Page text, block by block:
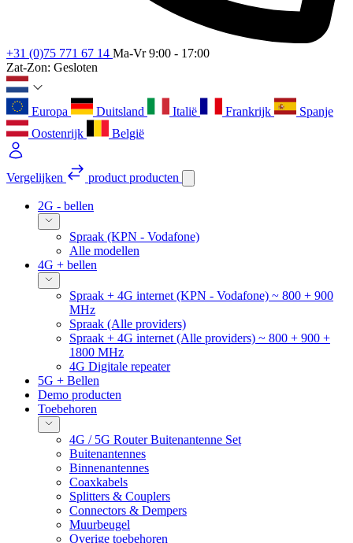
+31 (0)75 771 67 14 Ma-Vr 9:00 - 17:00
Zat-Zon: Gesloten
Europa Duitsland Italië Frankrijk
Spanje
Oostenrijk
België
Vergelijken product producten
2G - bellen
Spraak (KPN - Vodafone)
Alle modellen
4G + bellen
Spraak + 4G internet (KPN - Vodafone) ~ 800 + 900
MHz
Spraak (Alle providers)
Spraak + 4G internet (Alle providers) ~ 800 + 900 +
1800 MHz
4G Digitale repeater
5G + Bellen
Demo producten
Toebehoren
4G / 5G Router Buitenantenne Set
Buitenantennes
Binnenantennes
Coaxkabels
Splitters & Couplers
Connectors & Dempers
Muurbeugel
Overige toebehoren